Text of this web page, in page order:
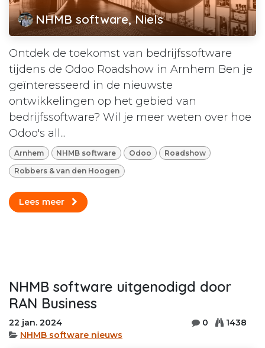
NHMB software, Niels
Ontdek de toekomst van bedrijfssoftware
tijdens de Odoo Roadshow in Arnhem Ben je
geïnteresseerd in de nieuwste
ontwikkelingen op het gebied van
bedrijfssoftware? Wil je meer weten over hoe
Odoo's all...
Arnhem NHMB software Odoo Roadshow
Robbers & van den Hoogen
Lees meer
NHMB software uitgenodigd door
RAN Business
22 jan. 2024 0
1438
NHMB software nieuws